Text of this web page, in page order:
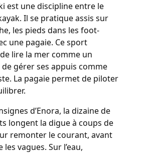
est une discipline entre le
Il se pratique assis sur
les pieds dans les foot-
une pagaie. Ce sport
lire la mer comme un
gérer ses appuis comme
La pagaie permet de piloter
d’Enora, la dizaine de
longent la digue à coups de
remonter le courant, avant
les vagues. Sur l’eau,